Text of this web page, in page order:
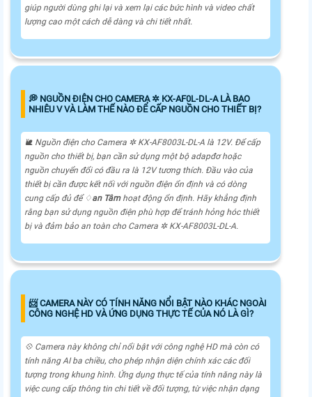
giúp người dùng ghi lại và xem lại các bức hình và video chất
lượng cao một cách dễ dàng và chi tiết nhất.
️💭 NGUỒN ĐIỆN CHO CAMERA ✲ KX-AF0L-DL-A LÀ BAO
NHIÊU V VÀ LÀM THẾ NÀO ĐỂ CẤP NGUỒN CHO THIẾT BỊ?
🐌 Nguồn điện cho Camera ✲ KX-AF8003L-DL-A là 12V. Để cấp
nguồn cho thiết bị, bạn cần sử dụng một bộ adapđơ hoặc
nguồn chuyển đổi có đầu ra là 12V tương thích. Đầu vào của
thiết bị cần được kết nối với nguồn điện ổn định và có dòng
cung cấp đủ để ♢an Tâm hoạt động ổn định. Hãy khẳng định
rằng bạn sử dụng nguồn điện phù hợp để tránh hỏng hóc thiết
bị và đảm bảo an toàn cho Camera ✲ KX-AF8003L-DL-A.
📨 CAMERA NÀY CÓ TÍNH NĂNG NỔI BẬT NÀO KHÁC NGOÀI
CÔNG NGHỆ HD VÀ ỨNG DỤNG THỰC TẾ CỦA NÓ LÀ GÌ?
💠 Camera này không chỉ nổi bật với công nghệ HD mà còn có
tính năng AI ba chiều, cho phép nhận diện chính xác các đối
tượng trong khung hình. Ứng dụng thực tế của tính năng này là
việc cung cấp thông tin chi tiết về đối tượng, từ việc nhận dạng